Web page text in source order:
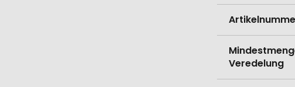
Veredelung